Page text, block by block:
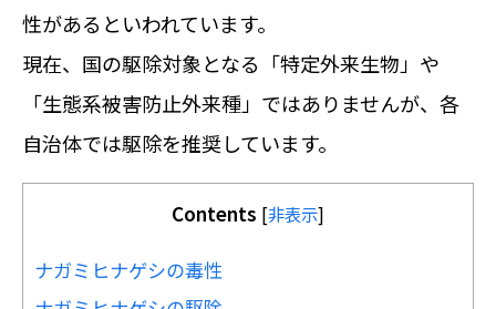
性があるといわれています。
現在、国の駆除対象となる「特定外来生物」や
「生態系被害防止外来種」ではありませんが、各
自治体では駆除を推奨しています。
Contents [非表示]
ナガミヒナゲシの毒性